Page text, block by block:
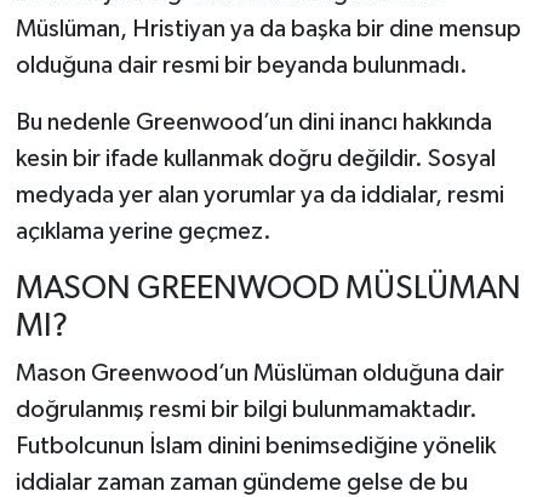
Müslüman, Hristiyan ya da başka bir dine mensup
olduğuna dair resmi bir beyanda bulunmadı.
Bu nedenle Greenwood’un dini inancı hakkında
kesin bir ifade kullanmak doğru değildir. Sosyal
medyada yer alan yorumlar ya da iddialar, resmi
açıklama yerine geçmez.
MASON GREENWOOD MÜSLÜMAN
MI?
Mason Greenwood’un Müslüman olduğuna dair
doğrulanmış resmi bir bilgi bulunmamaktadır.
Futbolcunun İslam dinini benimsediğine yönelik
iddialar zaman zaman gündeme gelse de bu